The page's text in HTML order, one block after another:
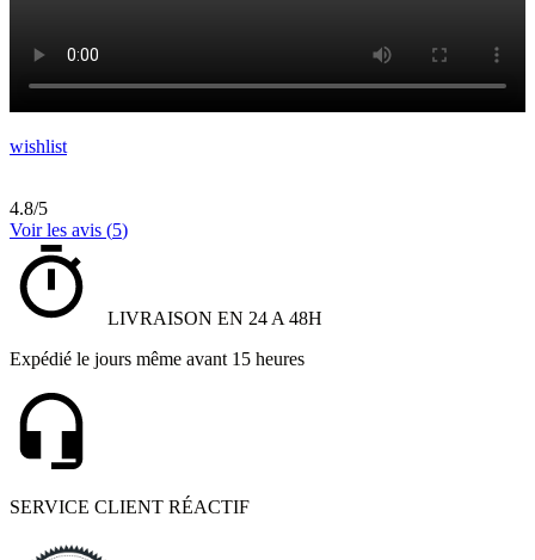
wishlist
4.8/5
Voir les avis (5)
LIVRAISON EN 24 A 48H
Expédié le jours même avant 15 heures
SERVICE CLIENT RÉACTIF